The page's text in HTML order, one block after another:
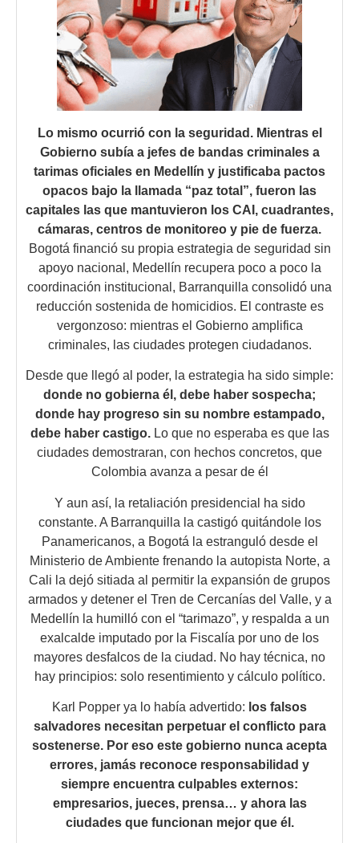
Lo mismo ocurrió con la seguridad. Mientras el
Gobierno subía a jefes de bandas criminales a
tarimas oficiales en Medellín y justificaba pactos
opacos bajo la llamada “paz total”, fueron las
capitales las que mantuvieron los CAI, cuadrantes,
cámaras, centros de monitoreo y pie de fuerza.
Bogotá financió su propia estrategia de seguridad sin
apoyo nacional, Medellín recupera poco a poco la
coordinación institucional, Barranquilla consolidó una
reducción sostenida de homicidios. El contraste es
vergonzoso: mientras el Gobierno amplifica
criminales, las ciudades protegen ciudadanos.
Desde que llegó al poder, la estrategia ha sido simple:
donde no gobierna él, debe haber sospecha;
donde hay progreso sin su nombre estampado,
debe haber castigo.Lo que no esperaba es que las
ciudades demostraran, con hechos concretos, que
Colombia avanza a pesar de él
Y aun así, la retaliación presidencial ha sido
constante. A Barranquilla la castigó quitándole los
Panamericanos, a Bogotá la estranguló desde el
Ministerio de Ambiente frenando la autopista Norte, a
Cali la dejó sitiada al permitir la expansión de grupos
armados y detener el Tren de Cercanías del Valle, y a
Medellín la humilló con el “tarimazo”, y respalda a un
exalcalde imputado por la Fiscalía por uno de los
mayores desfalcos de la ciudad. No hay técnica, no
hay principios: solo resentimiento y cálculo político.
Karl Popper ya lo había advertido: los falsos
salvadores necesitan perpetuar el conflicto para
sostenerse. Por eso este gobierno nunca acepta
errores, jamás reconoce responsabilidad y
siempre encuentra culpables externos:
empresarios, jueces, prensa… y ahora las
ciudades que funcionan mejor que él.